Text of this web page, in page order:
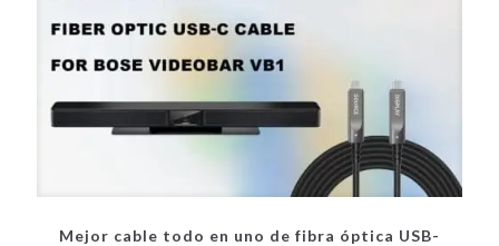
Mejor cable todo en uno de fibra óptica USB-